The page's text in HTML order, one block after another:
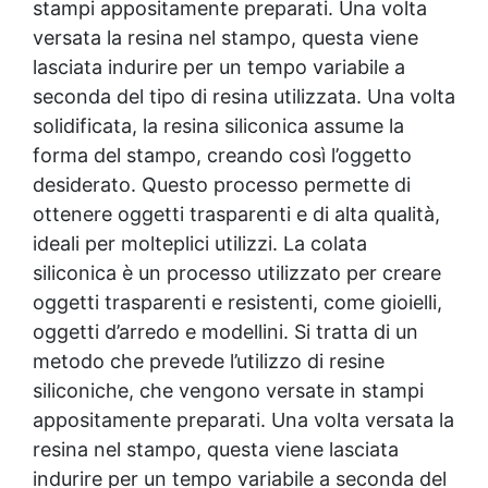
stampi in gesso Silicone liquido per stampi
Silicone da stampo Silicone liquido stampi Fare
uno stampo in silicone Come fare gli stampi in
silicone Creare uno stampo in silicone
Portachiavi in silicone Come fare stampi in
silicone Bicchieri in silicone Creare stampo in
silicone Ricetta per stampi in silicone Come
fare un calco in silicone Come fare stampi in
silicone 3d Silicone alimentare per stampi
Come fare uno stampo in silicone Come usare
gli stampi in silicone Come mettere lo stoppino
negli stampi in silicone Come fare uno stampo
di silicone Come creare uno stampo in silicone
Cera di soia per stampi Siliconi per stampi
Forma in silicone Forme di silicone Creare
stampi in silicone Come creare stampi in
silicone Silicone per stampi alimentari Bicchiere
silicone See all articles → Gomma siliconica per
dettagli 22 articles ▸ Gomma siliconica per
modelli dettagliati Gomma siliconica per oggetti
complessi Gomma siliconica per modelli
stampi appositamente preparati. Una volta
versata la resina nel stampo, questa viene
lasciata indurire per un tempo variabile a
seconda del tipo di resina utilizzata. Una volta
solidificata, la resina siliconica assume la
forma del stampo, creando così l’oggetto
desiderato. Questo processo permette di
ottenere oggetti trasparenti e di alta qualità,
ideali per molteplici utilizzi. La colata
siliconica è un processo utilizzato per creare
oggetti trasparenti e resistenti, come gioielli,
oggetti d’arredo e modellini. Si tratta di un
metodo che prevede l’utilizzo di resine
siliconiche, che vengono versate in stampi
appositamente preparati. Una volta versata la
resina nel stampo, questa viene lasciata
indurire per un tempo variabile a seconda del